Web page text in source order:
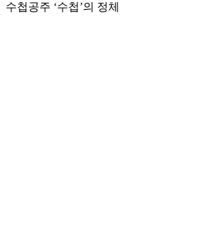
수첩공주 ‘수첩’의 정체